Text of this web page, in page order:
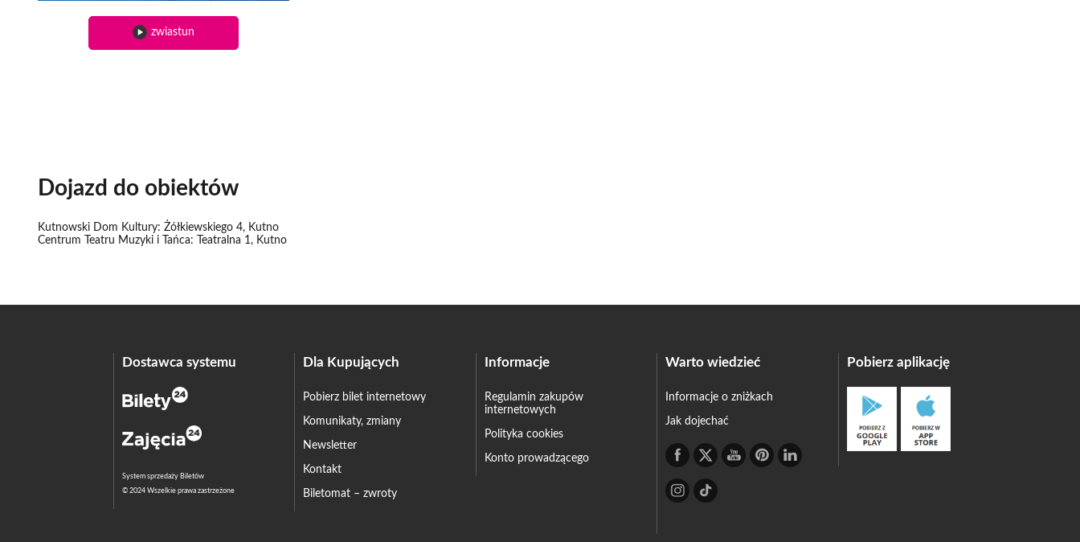
zwiastun
Dojazd do obiektów
Kutnowski Dom Kultury: Żółkiewskiego 4, Kutno
Centrum Teatru Muzyki i Tańca: Teatralna 1, Kutno
Dostawca systemu
System sprzedaży Biletów
© 2024 Wszelkie prawa zastrzeżone
Dla Kupujących
Pobierz bilet internetowy
Komunikaty, zmiany
Newsletter
Kontakt
Biletomat – zwroty
Informacje
Regulamin zakupów
internetowych
Polityka cookies
Konto prowadzącego
Warto wiedzieć
Informacje o zniżkach
Jak dojechać
Pobierz aplikację